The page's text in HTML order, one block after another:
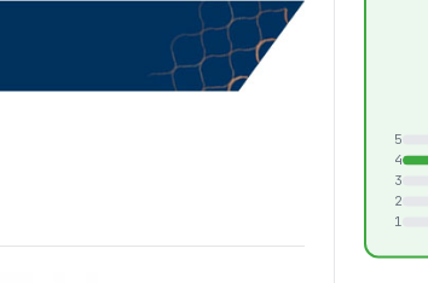
5
4
3
2
1